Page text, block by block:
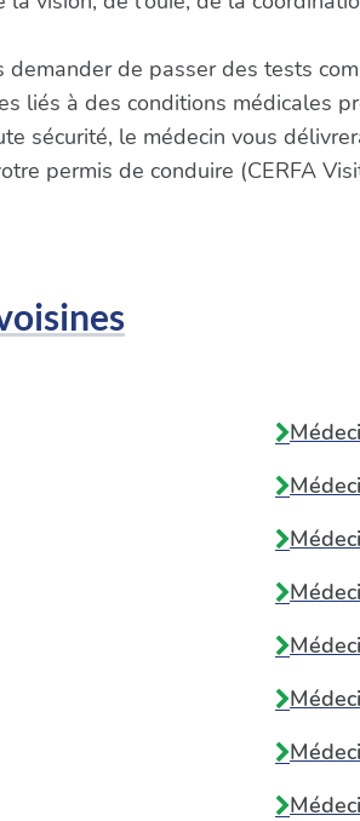
demander de passer des tests
liés à des conditions médicales
sécurité, le médecin vous
permis de conduire (CERFA